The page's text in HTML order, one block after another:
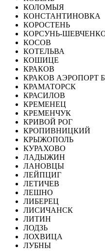
КОЛОМЫЯ
КОНСТАНТИНОВКА
КОРОСТЕНЬ
КОРСУНЬ-
КОСОВ
КОТЕЛЬВА
КОШИЦЕ
КРАКОВ
КРАКОВ АЭРОПОРТ
КРАМАТОРСК
КРАСИЛОВ
КРЕМЕНЕЦ
КРЕМЕНЧУК
КРИВОЙ РОГ
КРОПИВНИЦКИЙ
КРЫЖОПОЛЬ
КУРАХОВО
ЛАДЫЖИН
ЛАНОВЦЫ
ЛЕЙПЦИГ
ЛЕТИЧЕВ
ЛЕШНО
ЛИБЕРЕЦ
ЛИСИЧАНСК
ЛИТИН
ЛОДЗЬ
ЛОХВИЦА
ЛУБНЫ